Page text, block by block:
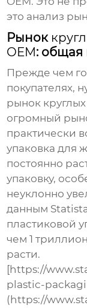
это анализ
Рынок
OEM: общая
Прежде чем
покупателях,
рынок
огромный
практически
упаковка для
постоянно
упаковку,
неуклонно
данным
пластиковой
чем 1
расти.
[https://
plastic-
(https://